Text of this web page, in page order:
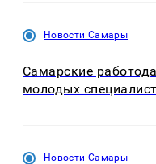
Новости Самары
Самарские
молодых
Новости Самары